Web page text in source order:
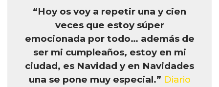
“Hoy os voy a repetir una y cien
veces que estoy súper
emocionada por todo… además de
ser mi cumpleaños, estoy en mi
ciudad, es Navidad y en Navidades
una se pone muy especial.” Diario